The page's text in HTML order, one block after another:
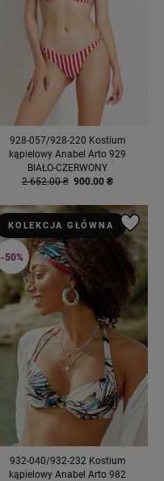
928-057/928-220 Kostium
kąpielowy Anabel Arto 929
BIAŁO-CZERWONY
2 652.00 ₴ 900.00 ₴
932-040/932-232 Kostium
kąpielowy Anabel Arto 982
KOLEKCJA GŁÓWNA
-50%